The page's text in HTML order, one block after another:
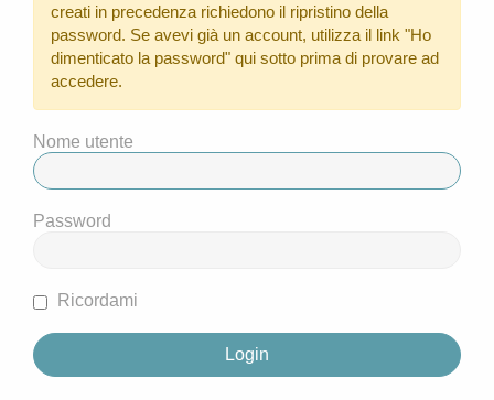
creati in precedenza richiedono il ripristino della
password. Se avevi già un account, utilizza il link "Ho
dimenticato la password" qui sotto prima di provare ad
accedere.
Nome utente
Password
Ricordami